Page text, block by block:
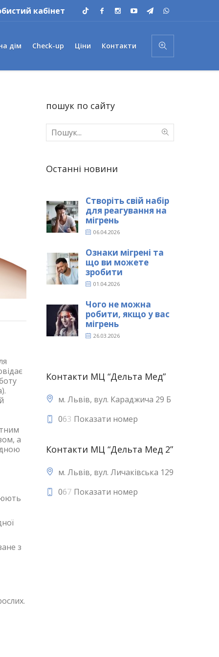
кабінет
дім Check-up Ціни Контакти
а
з
пошук по сайту
Останні новини
Створіть свій набір
для реагування на
мігрень
06.04.2026
Ознаки мігрені та
що ви можете
зробити
01.04.2026
Чого не можна
робити, якщо у вас
мігрень
26.03.2026
Контакти МЦ “Дельта Мед”
м. Львів, вул. Караджича 29 Б
063 Показати номер
Контакти МЦ “Дельта Мед 2”
м. Львів, вул. Личаківська 129
067 Показати номер